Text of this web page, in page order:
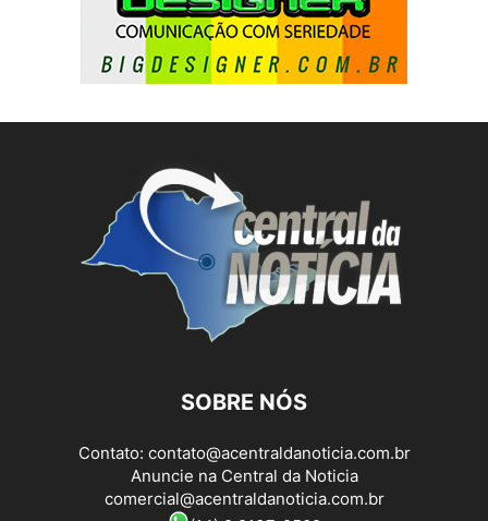
SOBRE NÓS
Contato: contato@acentraldanoticia.com.br
Anuncie na Central da Noticia
comercial@acentraldanoticia.com.br